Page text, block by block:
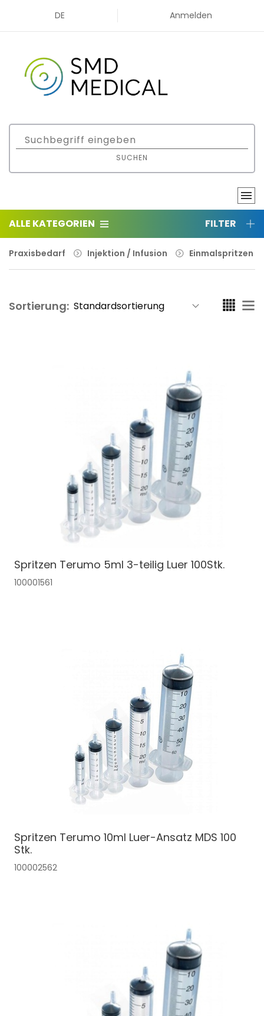
DE Anmelden
SUCHEN
ALLE KATEGORIEN FILTER
Praxisbedarf Injektion / Infusion Einmalspritzen
Sortierung:
Spritzen Terumo 5ml 3-teilig Luer 100Stk.
100001561
Spritzen Terumo 10ml Luer-Ansatz MDS 100
Stk.
100002562